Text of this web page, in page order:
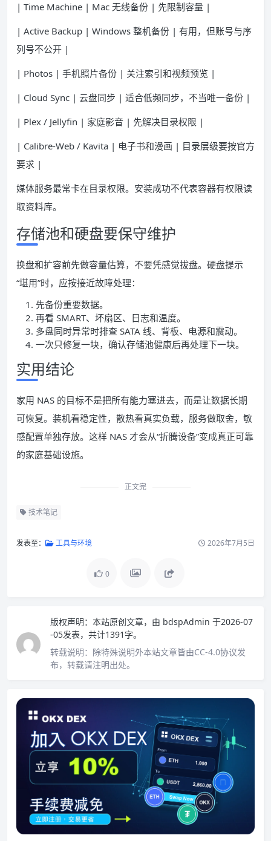
| Time Machine | Mac 无线备份 | 先限制容量 |
| Active Backup | Windows 整机备份 | 有用，但账号与序
列号不公开 |
| Photos | 手机照片备份 | 关注索引和视频预览 |
| Cloud Sync | 云盘同步 | 适合低频同步，不当唯一备份 |
| Plex / Jellyfin | 家庭影音 | 先解决目录权限 |
| Calibre-Web / Kavita | 电子书和漫画 | 目录层级要按官方
要求 |
媒体服务最常卡在目录权限。安装成功不代表容器有权限读
取资料库。
存储池和硬盘要保守维护
换盘和扩容前先做容量估算，不要凭感觉拔盘。硬盘提示
“堪用”时，应按接近故障处理：
先备份重要数据。
再看 SMART、坏扇区、日志和温度。
多盘同时异常时排查 SATA 线、背板、电源和震动。
一次只修复一块，确认存储池健康后再处理下一块。
实用结论
家用 NAS 的目标不是把所有能力塞进去，而是让数据长期
可恢复。装机看稳定性，散热看真实负载，服务做取舍，敏
感配置单独存放。这样 NAS 才会从“折腾设备”变成真正可靠
的家庭基础设施。
正文完
技术笔记
发表至： 工具与环境 2026年7月5日
0
版权声明： 本站原创文章，由 bdspAdmin 于2026-07
-05发表，共计1391字。
转载说明： 除特殊说明外本站文章皆由CC-4.0协议发
布，转载请注明出处。